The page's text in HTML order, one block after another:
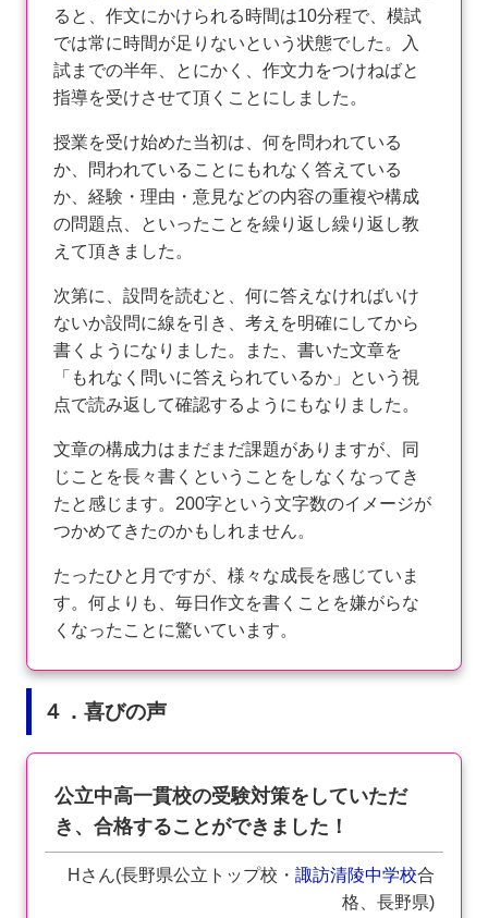
ると、作文にかけられる時間は10分程で、模試
では常に時間が足りないという状態でした。入
試までの半年、とにかく、作文力をつけねばと
指導を受けさせて頂くことにしました。
授業を受け始めた当初は、何を問われている
か、問われていることにもれなく答えている
か、経験・理由・意見などの内容の重複や構成
の問題点、といったことを繰り返し繰り返し教
えて頂きました。
次第に、設問を読むと、何に答えなければいけ
ないか設問に線を引き、考えを明確にしてから
書くようになりました。また、書いた文章を
「もれなく問いに答えられているか」という視
点で読み返して確認するようにもなりました。
文章の構成力はまだまだ課題がありますが、同
じことを長々書くということをしなくなってき
たと感じます。200字という文字数のイメージが
つかめてきたのかもしれません。
たったひと月ですが、様々な成長を感じていま
す。何よりも、毎日作文を書くことを嫌がらな
くなったことに驚いています。
４．喜びの声
公立中高一貫校の受験対策をしていただ
き、合格することができました！
Hさん(長野県公立トップ校・ 諏訪清陵中学校合
格、長野県)